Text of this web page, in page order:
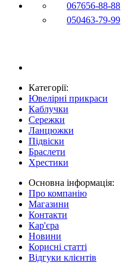
067656-88-88
050463-79-99
Категорії:
Ювелірні прикраси
Каблучки
Сережки
Ланцюжки
Підвіски
Браслети
Хрестики
Основна інформація:
Про компанію
Магазини
Контакти
Кар'єра
Новини
Корисні статті
Відгуки клієнтів